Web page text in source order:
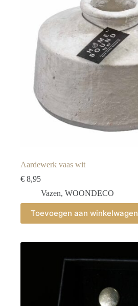
Aardewerk vaas wit
€ 8,95
Vazen, WOONDECO
Toevoegen aan winkelwagen